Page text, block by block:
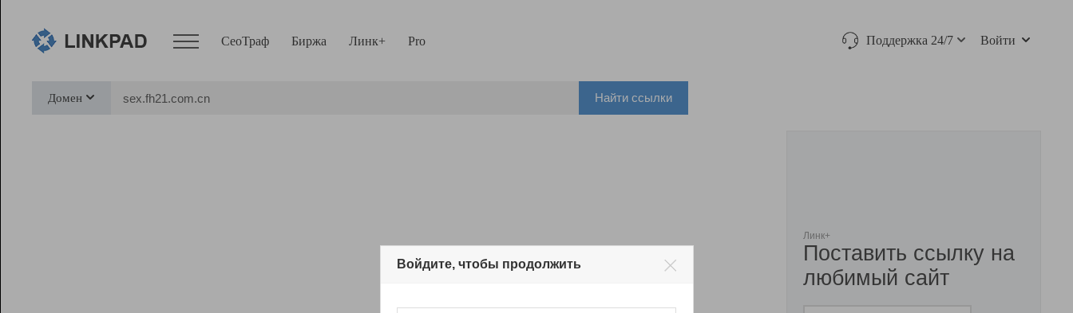
СеоТраф Биржа Линк+ Pro Поддержка 24/7 Войти
Домен Найти ссылки
Линк+
Поставить ссылку на
любимый сайт
Войдите, чтобы продолжить